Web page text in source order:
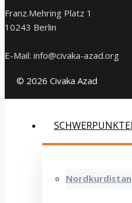
Franz.Mehring Platz 1
10243 Berlin
E-Mail: info@civaka-azad.org
© 2026 Civaka Azad
SCHWERPUNKTE
Nordkurdistan